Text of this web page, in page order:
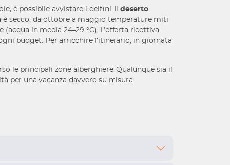
è possibile avvistare i delfini. Il deserto
è secco: da ottobre a maggio temperature miti
in media 24–29 °C). L’offerta ricettiva
budget. Per arricchire l’itinerario, in giornata
le principali zone alberghiere. Qualunque sia il
per una vacanza davvero su misura.